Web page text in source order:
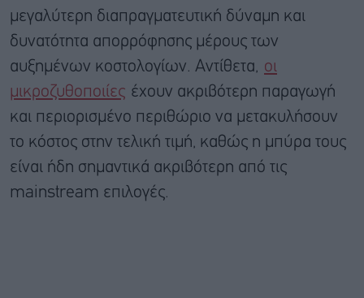
μεγαλύτερη διαπραγματευτική δύναμη και
δυνατότητα απορρόφησης μέρους των
αυξημένων κοστολογίων. Αντίθετα,
οι
μικροζυθοποιίες έχουν ακριβότερη παραγωγή
και περιορισμένο περιθώριο να μετακυλήσουν
το κόστος στην τελική τιμή, καθώς η μπύρα τους
είναι ήδη σημαντικά ακριβότερη από τις
mainstream επιλογές.